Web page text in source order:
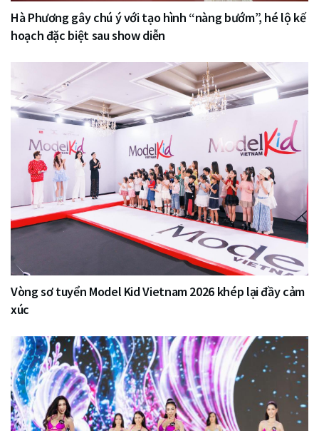
Hà Phương gây chú ý với tạo hình “nàng bướm”, hé lộ kế
hoạch đặc biệt sau show diễn
Vòng sơ tuyển Model Kid Vietnam 2026 khép lại đầy cảm
xúc